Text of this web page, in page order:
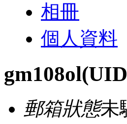
相冊
個人資料
gm108ol
郵箱狀態未